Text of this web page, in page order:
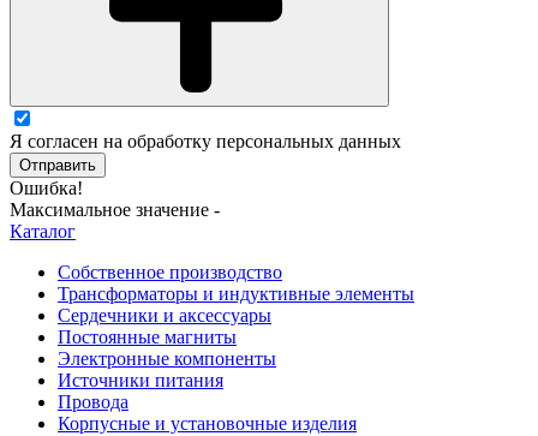
Я согласен на обработку персональных данных
Отправить
Ошибка!
Максимальное значение -
Каталог
Собственное производство
Трансформаторы и индуктивные элементы
Сердечники и аксессуары
Постоянные магниты
Электронные компоненты
Источники питания
Провода
Корпусные и установочные изделия